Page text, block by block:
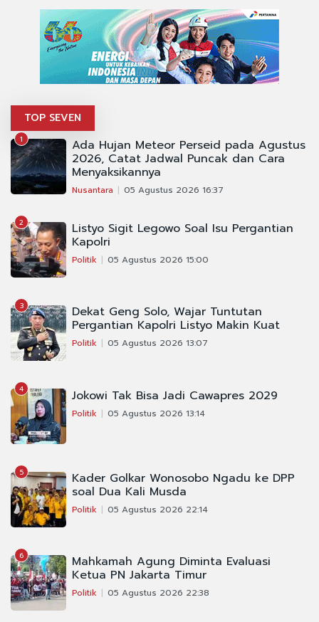
TOP SEVEN
1 Ada Hujan Meteor Perseid pada Agustus
2026, Catat Jadwal Puncak dan Cara
Menyaksikannya
Nusantara 05 Agustus 2026 16:37
2 Listyo Sigit Legowo Soal Isu Pergantian
Kapolri
Politik 05 Agustus 2026 15:00
3 Dekat Geng Solo, Wajar Tuntutan
Pergantian Kapolri Listyo Makin Kuat
Politik 05 Agustus 2026 13:07
4 Jokowi Tak Bisa Jadi Cawapres 2029
Politik 05 Agustus 2026 13:14
5 Kader Golkar Wonosobo Ngadu ke DPP
soal Dua Kali Musda
Politik 05 Agustus 2026 22:14
6 Mahkamah Agung Diminta Evaluasi
Ketua PN Jakarta Timur
Politik 05 Agustus 2026 22:38